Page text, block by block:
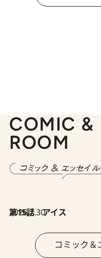
COMIC &
ROOM
2026.7.30
第15話 アイス
コミック＆